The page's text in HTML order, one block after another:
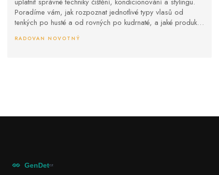
Poradíme vám, jak rozpoznat jednotlivé typy vlasů od
tenkých po husté a od rovných po kudrnaté, a jaké produkty
jsou pro každý typ nejvhodnější. Přinášíme také tipy na
domácí masky a přírodní alternativy pro zdraví vašich
RADOVAN NOVOTNÝ